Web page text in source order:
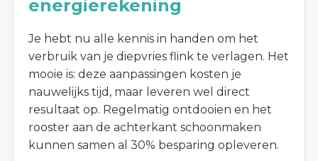
energierekening
Je hebt nu alle kennis in handen om het
verbruik van je diepvries flink te verlagen. Het
mooie is: deze aanpassingen kosten je
nauwelijks tijd, maar leveren wel direct
resultaat op. Regelmatig ontdooien en het
rooster aan de achterkant schoonmaken
kunnen samen al 30% besparing opleveren.